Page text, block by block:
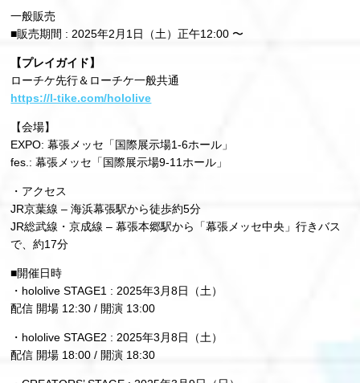
一般販売
■販売期間 : 2025年2月1日（土）正午12:00 〜
【プレイガイド】
ローチケ先行＆ローチケ一般共通
https://l-tike.com/hololive
【会場】
EXPO: 幕張メッセ「国際展示場1-6ホール」
fes.: 幕張メッセ「国際展示場9-11ホール」
・アクセス
JR京葉線 – 海浜幕張駅から徒歩約5分
JR総武線・京成線 – 幕張本郷駅から「幕張メッセ中央」行きバス
で、約17分
■開催日時
・hololive STAGE1 : 2025年3月8日（土）
配信 開場 12:30 / 開演 13:00
・hololive STAGE2 : 2025年3月8日（土）
配信 開場 18:00 / 開演 18:30